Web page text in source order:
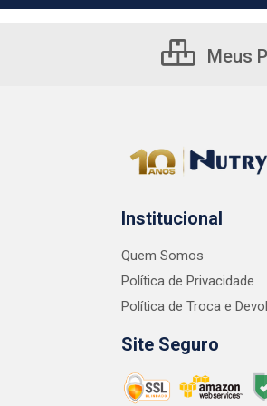
Meus
Institucional
Quem Somos
Política de Privacidade
Política de Troca e
Site Seguro